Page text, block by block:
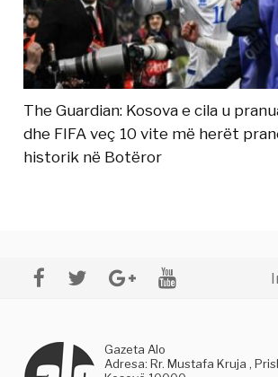
The Guardian: Kosova e cila u
dhe FIFA veç 10 vite më herët
historik në Botëror
Gazeta Alo
Adresa: Rr. Mustafa Kruja ,